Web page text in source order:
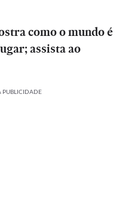
como o mundo é
assista ao
PUBLICIDADE